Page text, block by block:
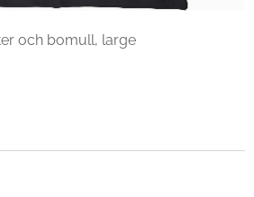
och bomull, large